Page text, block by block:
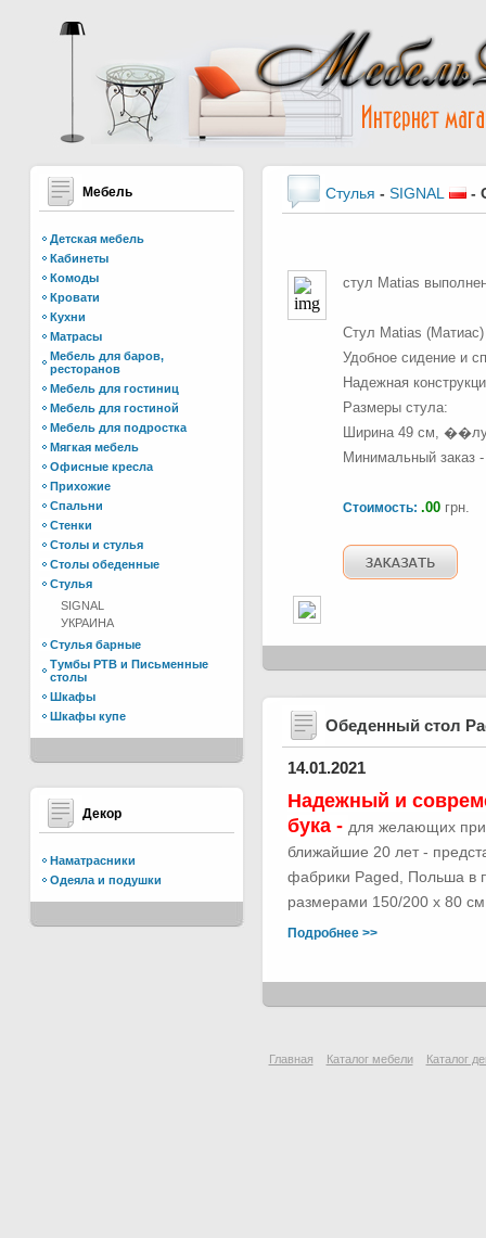
Мебель
Детская мебель
Кабинеты
Комоды
Кровати
Кухни
Матрасы
Мебель для баров,
ресторанов
Мебель для гостиниц
Мебель для гостиной
Мебель для подростка
Мягкая мебель
Офисные кресла
Прихожие
Спальни
Стенки
Столы и стулья
Столы обеденные
Стулья
SIGNAL
УКРАИНА
Стулья барные
Тумбы РТВ и Письменные
столы
Шкафы
Шкафы купе
Декор
Наматрасники
Одеяла и подушки
Стулья - SIGNAL -
стул Matias
Стул Matias
Удобное сидение и
Надежная
Размеры стула:
Ширина 49 см,
Минимальный заказ
Стоимость: .00 грн.
Обеденный стол
14.01.2021
Надежный и
бука - для желающих
ближайшие 20 лет -
фабрики Paged, Польша в
размерами 150/200 х 80
Подробнее >>
Главная Каталог мебели Каталог